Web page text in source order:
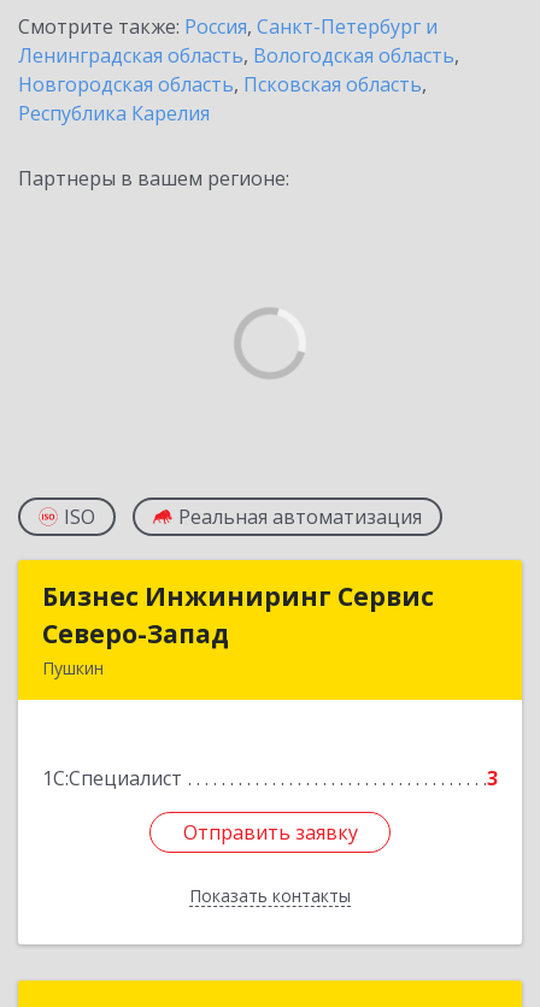
Смотрите также: Россия, Санкт-Петербург и
Ленинградская область, Вологодская область,
Новгородская область, Псковская область,
Республика Карелия
Партнеры в вашем регионе:
ISO Реальная автоматизация
Бизнес Инжиниринг Сервис
Северо-Запад
Пушкин
1С:Специалист 3
Отправить заявку
Показать контакты
Бизнес Инжиниринг Сервис